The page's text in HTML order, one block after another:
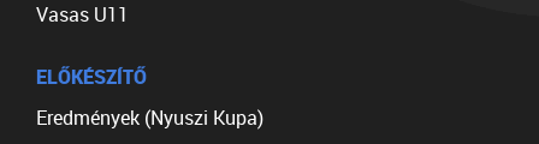
Vasas U11
ELŐKÉSZÍTŐ
Eredmények (Nyuszi Kupa)